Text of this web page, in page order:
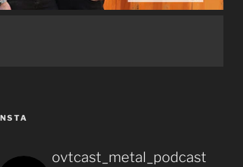
ovtcast_metal_podcast